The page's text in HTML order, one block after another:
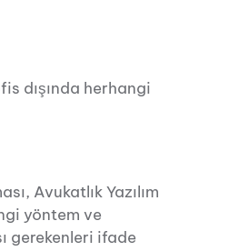
dışında herhangi
Avukatlık Yazılım
yöntem ve
gerekenleri ifade